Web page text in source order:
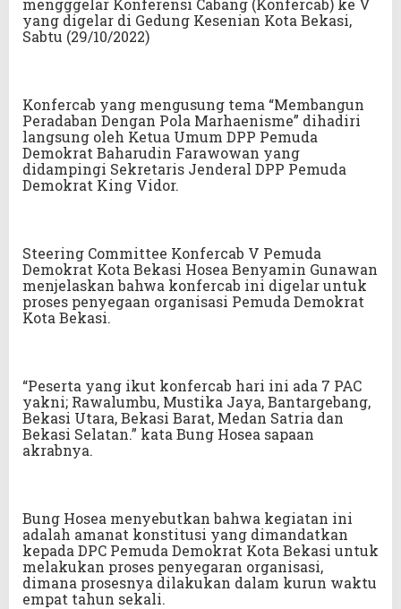
mengggelar Konferensi Cabang (Konfercab) ke V
yang digelar di Gedung Kesenian Kota Bekasi,
Sabtu (29/10/2022)
Konfercab yang mengusung tema “Membangun
Peradaban Dengan Pola Marhaenisme” dihadiri
langsung oleh Ketua Umum DPP Pemuda
Demokrat Baharudin Farawowan yang
didampingi Sekretaris Jenderal DPP Pemuda
Demokrat King Vidor.
Steering Committee Konfercab V Pemuda
Demokrat Kota Bekasi Hosea Benyamin Gunawan
menjelaskan bahwa konfercab ini digelar untuk
proses penyegaan organisasi Pemuda Demokrat
Kota Bekasi.
“Peserta yang ikut konfercab hari ini ada 7 PAC
yakni; Rawalumbu, Mustika Jaya, Bantargebang,
Bekasi Utara, Bekasi Barat, Medan Satria dan
Bekasi Selatan.” kata Bung Hosea sapaan
akrabnya.
Bung Hosea menyebutkan bahwa kegiatan ini
adalah amanat konstitusi yang dimandatkan
kepada DPC Pemuda Demokrat Kota Bekasi untuk
melakukan proses penyegaran organisasi,
dimana prosesnya dilakukan dalam kurun waktu
empat tahun sekali.